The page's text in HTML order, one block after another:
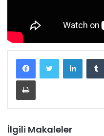
İlgili Makaleler